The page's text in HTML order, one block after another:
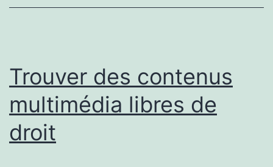
Trouver des contenus
multimédia libres de
droit